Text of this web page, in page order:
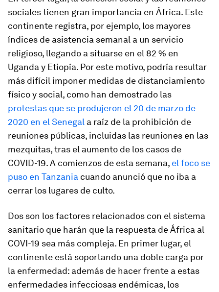
sociales tienen gran importancia en África. Este
continente registra, por ejemplo, los mayores
índices de asistencia semanal a un servicio
religioso, llegando a situarse en el 82 % en
Uganda y Etiopía. Por este motivo, podría resultar
más difícil imponer medidas de distanciamiento
físico y social, como han demostrado las
protestas que se produjeron el 20 de marzo de
2020 en el Senegal a raíz de la prohibición de
reuniones públicas, incluidas las reuniones en las
mezquitas, tras el aumento de los casos de
COVID-19. A comienzos de esta semana, el foco se
puso en Tanzania cuando anunció que no iba a
cerrar los lugares de culto.
Dos son los factores relacionados con el sistema
sanitario que harán que la respuesta de África al
COVI-19 sea más compleja. En primer lugar, el
continente está soportando una doble carga por
la enfermedad: además de hacer frente a estas
enfermedades infecciosas endémicas, los